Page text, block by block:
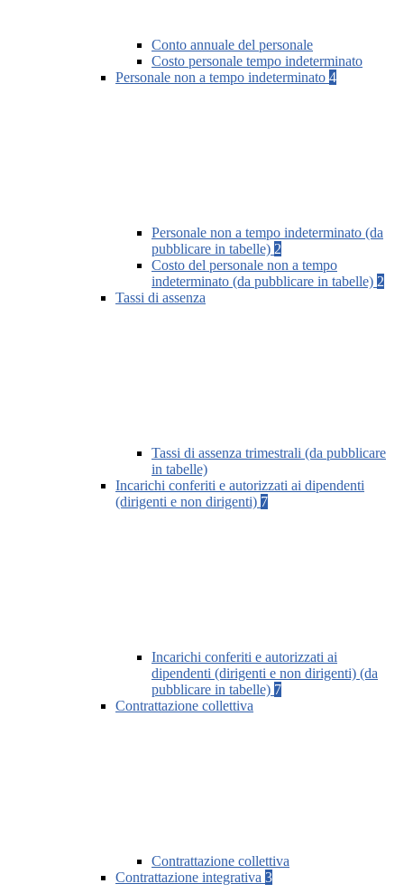
Conto annuale del personale
Costo personale tempo indeterminato
Personale non a tempo indeterminato 4
Personale non a tempo indeterminato (da
pubblicare in tabelle) 2
Costo del personale non a tempo
indeterminato (da pubblicare in tabelle) 2
Tassi di assenza
Tassi di assenza trimestrali (da pubblicare
in tabelle)
Incarichi conferiti e autorizzati ai dipendenti
(dirigenti e non dirigenti) 7
Incarichi conferiti e autorizzati ai
dipendenti (dirigenti e non dirigenti) (da
pubblicare in tabelle) 7
Contrattazione collettiva
Contrattazione collettiva
Contrattazione integrativa 3